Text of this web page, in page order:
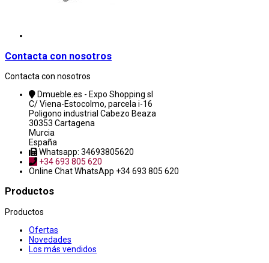
Contacta con nosotros
Contacta con nosotros
Dmueble.es - Expo Shopping sl
C/ Viena-Estocolmo, parcela i-16
Poligono industrial Cabezo Beaza
30353 Cartagena
Murcia
España
Whatsapp: 34693805620
+34 693 805 620
Online ChatWhatsApp +34 693 805 620
Productos
Productos
Ofertas
Novedades
Los más vendidos